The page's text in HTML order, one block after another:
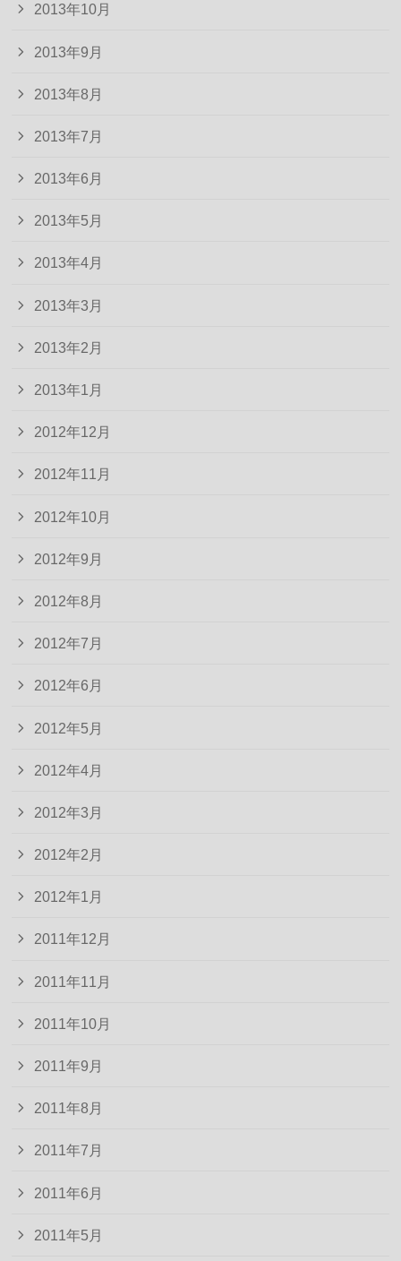
2013年10月
2013年9月
2013年8月
2013年7月
2013年6月
2013年5月
2013年4月
2013年3月
2013年2月
2013年1月
2012年12月
2012年11月
2012年10月
2012年9月
2012年8月
2012年7月
2012年6月
2012年5月
2012年4月
2012年3月
2012年2月
2012年1月
2011年12月
2011年11月
2011年10月
2011年9月
2011年8月
2011年7月
2011年6月
2011年5月